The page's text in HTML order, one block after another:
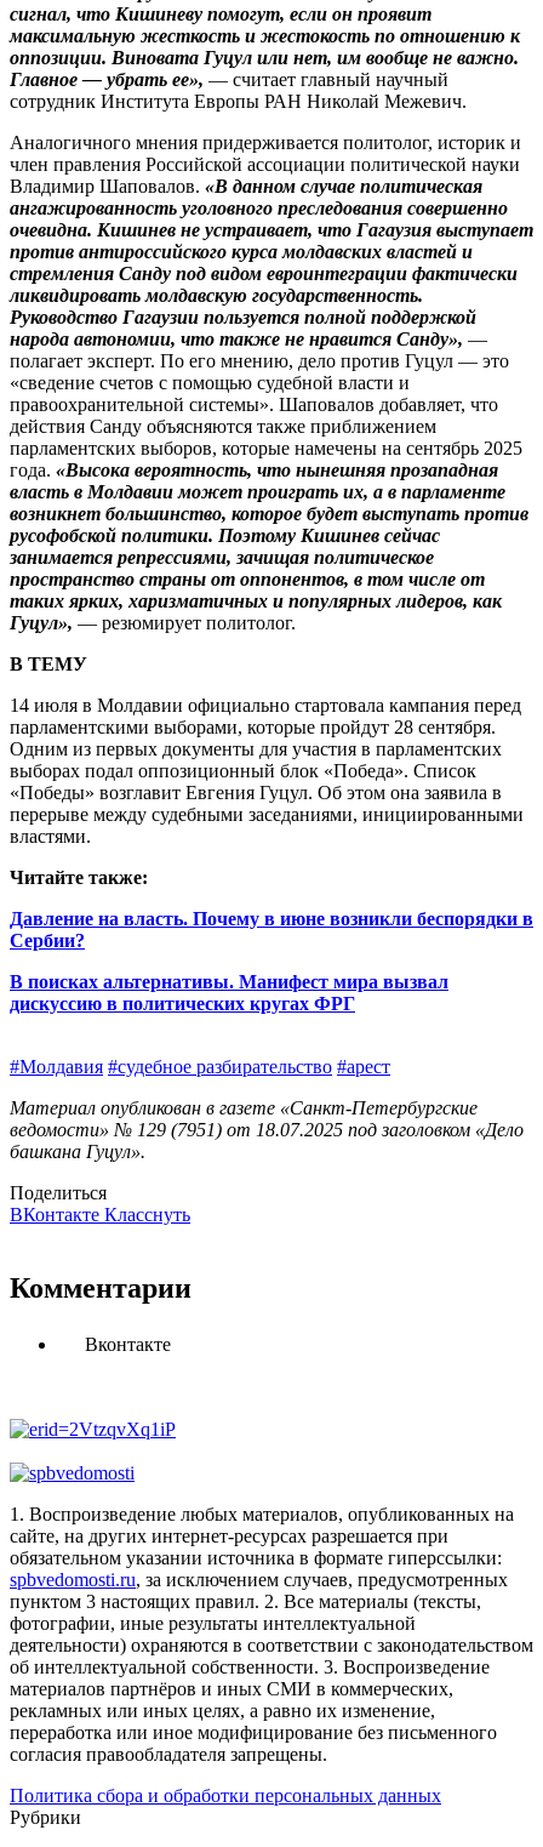
сигнал, что Кишиневу помогут, если он проявит
максимальную жесткость и жестокость по отношению к
оппозиции. Виновата Гуцул или нет, им вообще не важно.
Главное — убрать ее», — считает главный научный
сотрудник Института Европы РАН Николай Межевич.
Аналогичного мнения придерживается политолог, историк и
член правления Российской ассоциации политической науки
Владимир Шаповалов. «В данном случае политическая
ангажированность уголовного преследования совершенно
очевидна. Кишинев не устраивает, что Гагаузия выступает
против антироссийского курса молдавских властей и
стремления Санду под видом евроинтеграции фактически
ликвидировать молдавскую государственность.
Руководство Гагаузии пользуется полной поддержкой
народа автономии, что также не нравится Санду», —
полагает эксперт. По его мнению, дело против Гуцул — это
«сведение счетов с помощью судебной власти и
правоохранительной системы». Шаповалов добавляет, что
действия Санду объясняются также приближением
парламентских выборов, которые намечены на сентябрь 2025
года. «Высока вероятность, что нынешняя прозападная
власть в Молдавии может проиграть их, а в парламенте
возникнет большинство, которое будет выступать против
русофобской политики. Поэтому Кишинев сейчас
занимается репрессиями, зачищая политическое
пространство страны от оппонентов, в том числе от
таких ярких, харизматичных и популярных лидеров, как
Гуцул», — резюмирует политолог.
В ТЕМУ
14 июля в Молдавии официально стартовала кампания перед
парламентскими выборами, которые пройдут 28 сентября.
Одним из первых документы для участия в парламентских
выборах подал оппозиционный блок «Победа». Список
«Победы» возглавит Евгения Гуцул. Об этом она заявила в
перерыве между судебными заседаниями, инициированными
властями.
Читайте также:
Давление на власть. Почему в июне возникли беспорядки в
Сербии?
В поисках альтернативы. Манифест мира вызвал
дискуссию в политических кругах ФРГ
#Молдавия #судебное разбирательство #арест
Материал опубликован в газете «Санкт-Петербургские
ведомости» № 129 (7951) от 18.07.2025 под заголовком «Дело
башкана Гуцул».
Поделиться
ВКонтакте Класснуть
Комментарии
Вконтакте
1. Воспроизведение любых материалов, опубликованных на
сайте, на других интернет-ресурсах разрешается при
обязательном указании источника в формате гиперссылки:
spbvedomosti.ru, за исключением случаев, предусмотренных
пунктом 3 настоящих правил. 2. Все материалы (тексты,
фотографии, иные результаты интеллектуальной
деятельности) охраняются в соответствии с законодательством
об интеллектуальной собственности. 3. Воспроизведение
материалов партнёров и иных СМИ в коммерческих,
рекламных или иных целях, а равно их изменение,
переработка или иное модифицирование без письменного
согласия правообладателя запрещены.
Политика сбора и обработки персональных данных
Рубрики